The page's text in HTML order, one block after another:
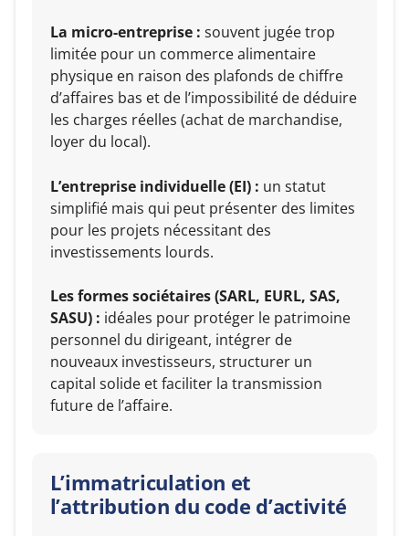
La micro-entreprise : souvent jugée trop
limitée pour un commerce alimentaire
physique en raison des plafonds de chiffre
d’affaires bas et de l’impossibilité de déduire
les charges réelles (achat de marchandise,
loyer du local).
L’entreprise individuelle (EI) : un statut
simplifié mais qui peut présenter des limites
pour les projets nécessitant des
investissements lourds.
Les formes sociétaires (SARL, EURL, SAS,
SASU) : idéales pour protéger le patrimoine
personnel du dirigeant, intégrer de
nouveaux investisseurs, structurer un
capital solide et faciliter la transmission
future de l’affaire.
L’immatriculation et
l’attribution du code d’activité